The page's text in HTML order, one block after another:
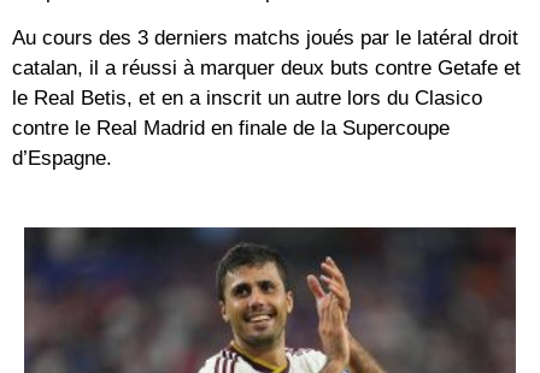
Au cours des 3 derniers matchs joués par le latéral droit
catalan, il a réussi à marquer deux buts contre Getafe et
le Real Betis, et en a inscrit un autre lors du Clasico
contre le Real Madrid en finale de la Supercoupe
d’Espagne.